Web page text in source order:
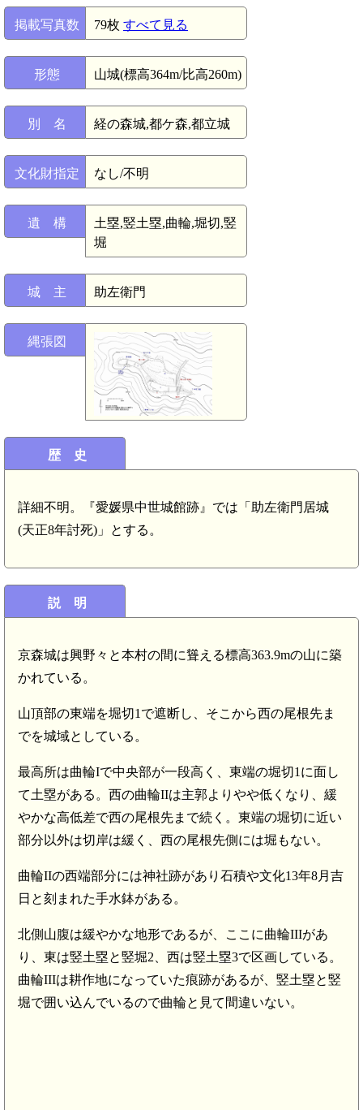
掲載写真数 79枚 すべて見る
形態 山城(標高364m/比高260m)
別 名 経の森城,都ケ森,都立城
文化財指定 なし/不明
遺 構
土塁,竪土塁,曲輪,堀切,竪
堀
城 主 助左衛門
縄張図
歴 史
詳細不明。『愛媛県中世城館跡』では「助左衛門居城
(天正8年討死)」とする。
説 明
京森城は興野々と本村の間に聳える標高363.9mの山に築
かれている。
山頂部の東端を堀切1で遮断し、そこから西の尾根先ま
でを城域としている。
最高所は曲輪Iで中央部が一段高く、東端の堀切1に面し
て土塁がある。西の曲輪IIは主郭よりやや低くなり、緩
やかな高低差で西の尾根先まで続く。東端の堀切に近い
部分以外は切岸は緩く、西の尾根先側には堀もない。
曲輪IIの西端部分には神社跡があり石積や文化13年8月吉
日と刻まれた手水鉢がある。
北側山腹は緩やかな地形であるが、ここに曲輪IIIがあ
り、東は竪土塁と竪堀2、西は竪土塁3で区画している。
曲輪IIIは耕作地になっていた痕跡があるが、竪土塁と竪
堀で囲い込んでいるので曲輪と見て間違いない。